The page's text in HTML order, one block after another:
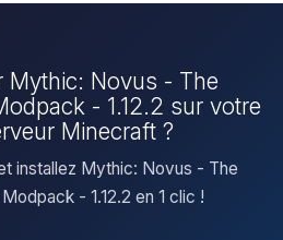
Mythic: Novus - The
- 1.12.2 sur votre
Minecraft ?
installez Mythic: Novus - The
- 1.12.2 en 1 clic !